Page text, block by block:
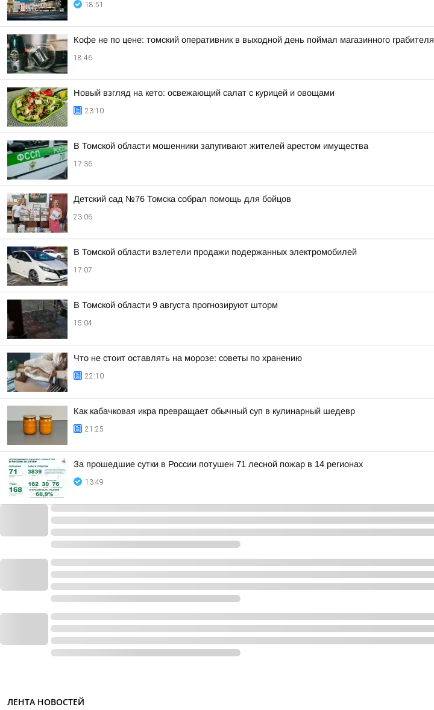
18:51
Кофе не по цене: томский оперативник в выходной день поймал магазинного грабителя
18:46
Новый взгляд на кето: освежающий салат с курицей и овощами
23:10
В Томской области мошенники запугивают жителей арестом имущества
17:36
Детский сад №76 Томска собрал помощь для бойцов
23:06
В Томской области взлетели продажи подержанных электромобилей
17:07
В Томской области 9 августа прогнозируют шторм
15:04
Что не стоит оставлять на морозе: советы по хранению
22:10
Как кабачковая икра превращает обычный суп в кулинарный шедевр
21:25
За прошедшие сутки в России потушен 71 лесной пожар в 14 регионах
13:49
ЛЕНТА НОВОСТЕЙ